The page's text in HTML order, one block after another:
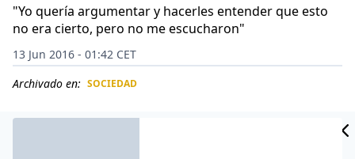
"Yo quería argumentar y hacerles entender que esto
no era cierto, pero no me escucharon"
13 Jun 2016 - 01:42 CET
Archivado en: SOCIEDAD